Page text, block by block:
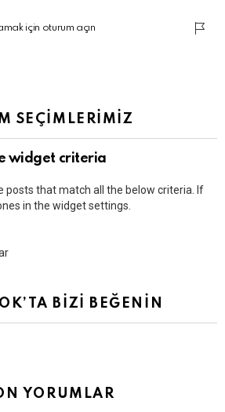
için oturum açın
SEÇİMLERİMİZ
widget criteria
posts that match all the below criteria. If
in the widget settings.
BİZİ BEĞENİN
YORUMLAR